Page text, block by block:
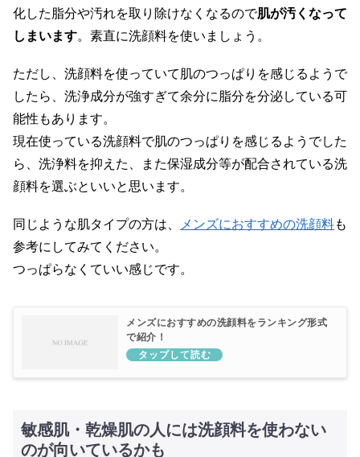
化した脂分や汚れを取り除けなくなるので肌が汚くなって
しまいます。素直に洗顔料を使いましょう。
ただし、洗顔料を使っていて肌のつっぱりを感じるようで
したら、洗浄成分が強すぎて余分に脂分を分泌している可
能性もあります。
現在使っている洗顔料で肌のつっぱりを感じるようでした
ら、洗浄料を抑えた、また保湿成分等が配合されている洗
顔料を選ぶといいと思います。
同じような肌タイプの方は、 メンズにおすすめの洗顔料も
参考にしてみてください。
つっぱらなくていい感じです。
メンズにおすすめの洗顔料をランキング形式
で紹介！
敏感肌・乾燥肌の人には洗顔料を使わない
のが向いているかも